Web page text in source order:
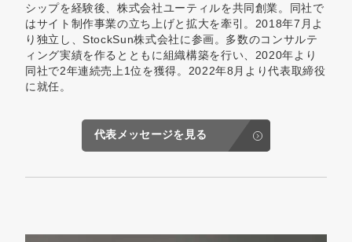
シップを経験後、株式会社ユーティルを共同創業。同社で
はサイト制作事業の立ち上げと拡大を牽引。2018年7月よ
り独立し、StockSun株式会社に参画。多数のコンサルテ
ィング実績を作るとともに組織構築を行い、2020年より
同社で2年連続売上1位を獲得。2022年8月より代表取締役
に就任。
代表メッセージを見る